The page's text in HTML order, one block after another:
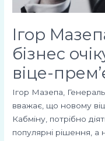
Ігор
бізнес
віце-
Ігор Мазепа,
вважає, що новому
Кабміну, потрібно
популярні рішення, а
нового
прем’єра
з
реформ